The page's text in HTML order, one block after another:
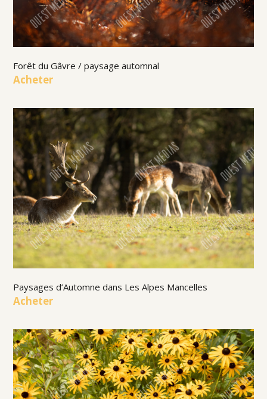
Forêt du Gâvre / paysage automnal
Acheter
Paysages d’Automne dans Les Alpes Mancelles
Acheter